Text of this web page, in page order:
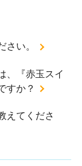
さい。
、『赤玉スイ
すか？
えてくださ